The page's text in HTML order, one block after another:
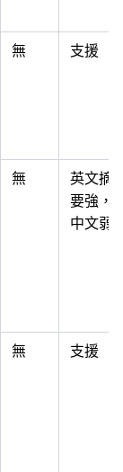
無 支援
無
英文摘
要強，
中文弱
無 支援